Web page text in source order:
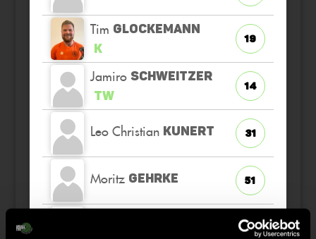
Tim GLOCKEMANN
K
19
Jamiro SCHWEITZER
TW
14
Leo Christian KUNERT 31
Moritz GEHRKE 51
23